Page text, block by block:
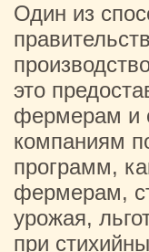
Один из
это
фермерам и
компаниям
программ,
фермерам,
урожая,
при